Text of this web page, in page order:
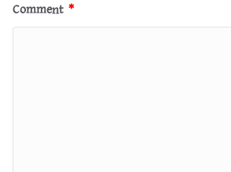
Comment *